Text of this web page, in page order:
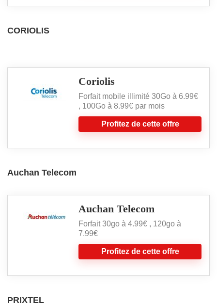
CORIOLIS
Coriolis
Forfait mobile illimité 30Go à 6.99€
, 100Go à 8.99€ par mois
Profitez de cette offre
Auchan Telecom
Auchan Telecom
Forfait 30go à 4.99€ , 120go à
7.99€
Profitez de cette offre
PRIXTEL